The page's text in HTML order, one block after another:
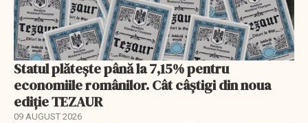
Statul plătește până la 7,15% pentru
economiile românilor. Cât câștigi din noua
ediție TEZAUR
09 AUGUST 2026